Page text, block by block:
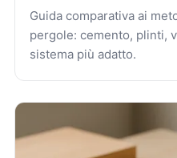
Guida comparativa ai
pergole: cemento, plinti,
sistema più adatto.